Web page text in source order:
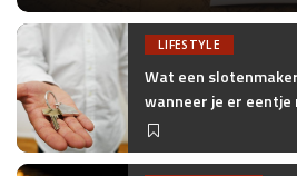
Posted
by
by onlino
LIFESTYLE
Wat een
wanneer je er eentje